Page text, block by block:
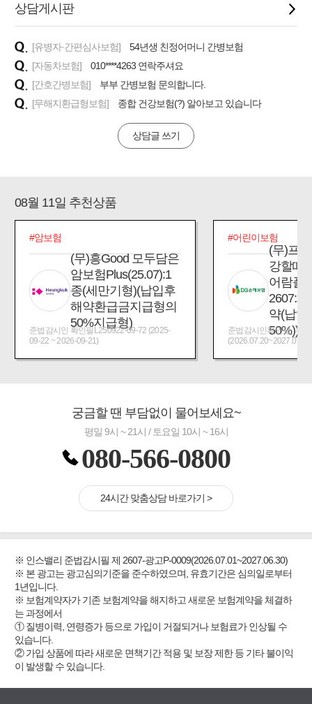
#무해지 건강보험
#바뀌기전에 4세대 가입
상담게시판
[유병자·간편심사보험]
54년생 친정어머니 간병보험
[자동차보험]
010****4263 연락주셔요
[간호간병보험]
부부 간병보험 문의합니다.
[무해지환급형보험]
종합 건강보험(?) 알아보고 있습니다
상담글 쓰기
08월 11일 추천상품
#암보험
(무)흥Good 모두담은
암보험Plus(25.07):1
종(세만기형)(납입후
해약환급금지급형의
50%지급형)
준법감시인 확인필L250922-09-72 (2025-
09-22 ~ 2026-09-21)
#어린이보험
(무)프
강할때
어람플
2607:
약(납입
50%))
준법감시인확인필_제
궁금할 땐 부담없이 물어보세요~
평일 9시 ~ 21시 / 토요일 10시 ~ 16시
080-566-0800
24시간 맞춤상담 바로가기 >
※ 인스밸리 준법감시필 제 2607-광고P-0009(2026.07.01~2027.06.30)
※ 본 광고는 광고심의기준을 준수하였으며, 유효기간은 심의일로부터
1년입니다.
※ 보험계약자가 기존 보험계약을 해지하고 새로운 보험계약을 체결하
는 과정에서
① 질병이력, 연령증가 등으로 가입이 거절되거나 보험료가 인상될 수
있습니다.
② 가입 상품에 따라 새로운 면책기간 적용 및 보장 제한 등 기타 불이익
이 발생할 수 있습니다.